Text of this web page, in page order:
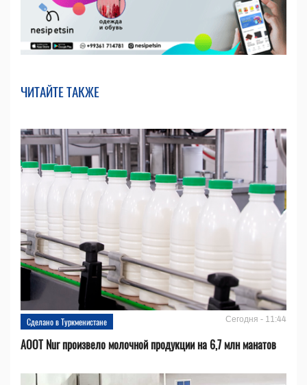
ЧИТАЙТЕ ТАКЖЕ
Сделано в Туркменистане Сегодня - 11:44
АООТ Nur произвело молочной продукции на 6,7 млн манатов